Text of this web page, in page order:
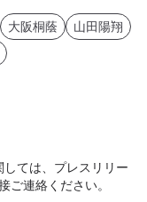
大阪桐蔭
山田陽翔
ては、プレスリリー
ご連絡ください。